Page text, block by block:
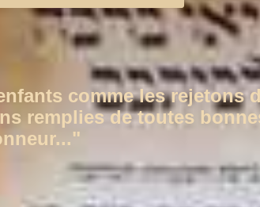
comme les rejetons
remplies de toutes